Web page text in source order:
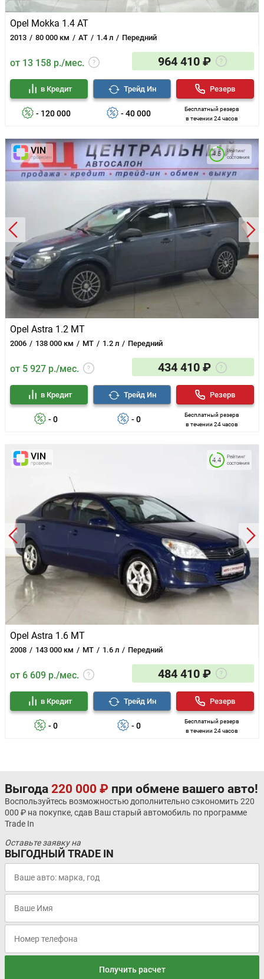
Opel Mokka 1.4 AT
2013 80 000 км AT 1.4 л Передний
от 13 158 р./мес. 964 410 ₽
- 120 000
в Кредит
- 40 000
Трейд Ин
Бесплатный резерв
в течении 24 часов
Резерв
Opel Astra 1.2 MT
2006 138 000 км MT 1.2 л Передний
Рейтинг
состояния
4.5
от 5 927 р./мес. 434 410 ₽
- 0
в Кредит
- 0
Трейд Ин
Бесплатный резерв
в течении 24 часов
Резерв
Opel Astra 1.6 MT
2008 143 000 км MT 1.6 л Передний
Рейтинг
состояния
4.4
от 6 609 р./мес. 484 410 ₽
- 0
в Кредит
- 0
Трейд Ин
Бесплатный резерв
в течении 24 часов
Резерв
Выгода 220 000 ₽ при обмене вашего авто!
Воспользуйтесь возможностью дополнительно сэкономить 220
000 ₽ на покупке, сдав Ваш старый автомобиль по программе
Trade In
Оставьте заявку на
ВЫГОДНЫЙ TRADE IN
Получить расчет